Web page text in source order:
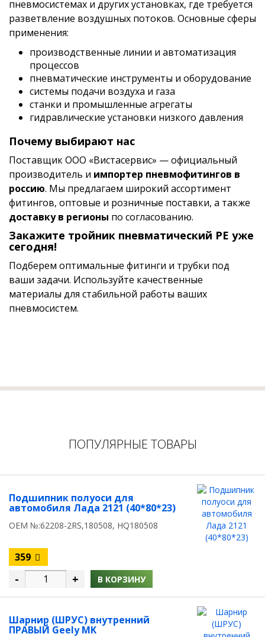
пневмосистемах и других установках, где требуется
разветвление воздушных потоков. Основные сферы
применения:
производственные линии и автоматизация
процессов
пневматические инструменты и оборудование
системы подачи воздуха и газа
станки и промышленные агрегаты
гидравлические установки низкого давления
Почему выбирают нас
Поставщик ОOО «Вистасервис» — официальный
производитель и импортер пневмофитингов в
россию. Мы предлагаем широкий ассортимент
фитингов, оптовые и розничные поставки, а также
доставку в регионы по согласованию.
Закажите тройник пневматический PE уже
сегодня!
Подберем оптимальные фитинги и трубки под
ваши задачи. Используйте качественные
материалы для стабильной работы ваших
пневмосистем.
ПОПУЛЯРНЫЕ ТОВАРЫ
Подшипник полуоси для
автомобиля Лада 2121 (40*80*23)
OEM №:62208-2RS,180508, HQ180508
359
- + В КОРЗИНУ
Шарнир (ШРУС) внутренний
ПРАВЫЙ Geely MK